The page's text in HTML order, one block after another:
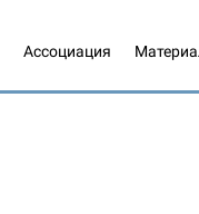
Ассоциация